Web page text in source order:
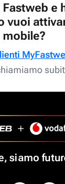
e
vuoi
mobile?
siamo